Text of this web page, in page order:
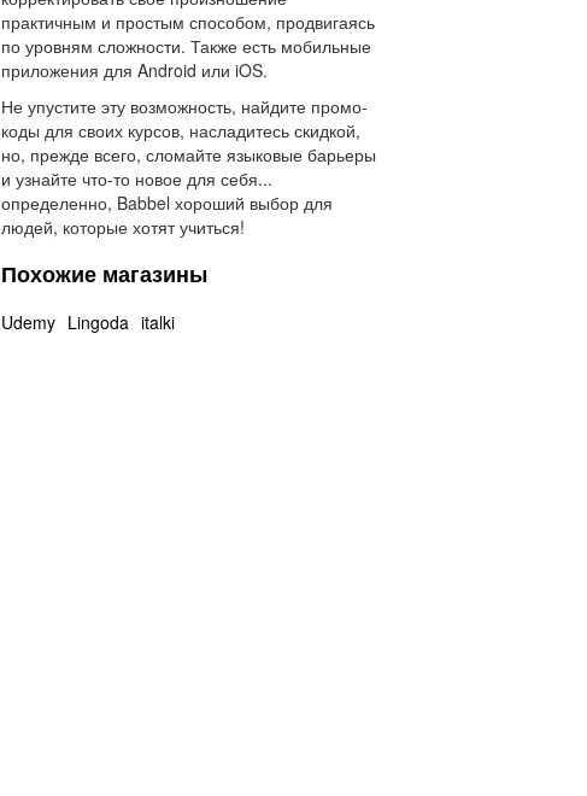
практичным и простым способом, продвигаясь
по уровням сложности. Также есть мобильные
приложения для Android или iOS.
Не упустите эту возможность, найдите промо-
коды для своих курсов, насладитесь скидкой,
но, прежде всего, сломайте языковые барьеры
и узнайте что-то новое для себя...
определенно, Babbel хороший выбор для
людей, которые хотят учиться!
Похожие магазины
Udemy Lingoda italki